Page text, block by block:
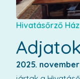
Hivatásőrző Ház
2025.